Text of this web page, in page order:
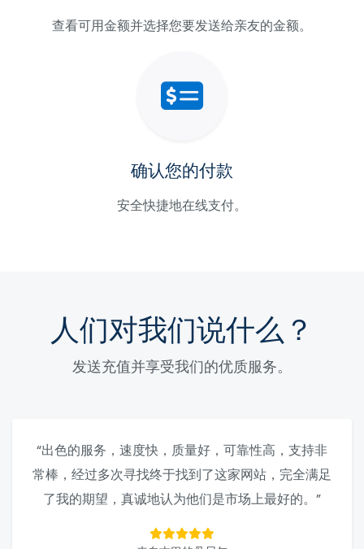
查看可用金额并选择您要发送给亲友的金额。
确认您的付款
安全快捷地在线支付。
人们对我们说什么？
发送充值并享受我们的优质服务。
“出色的服务，速度快，质量好，可靠性高，支持非
常棒，经过多次寻找终于找到了这家网站，完全满足
了我的期望，真诚地认为他们是市场上最好的。”